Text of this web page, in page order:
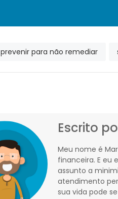
prevenir para não remediar
Escrito
Meu nome é
financeira. E eu
assunto a
atendimento
sua vida pode